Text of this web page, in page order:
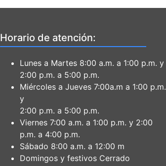
Horario de atención:
Lunes a Martes 8:00 a.m. a 1:00 p.m. y
2:00 p.m. a 5:00 p.m.
Miércoles a Jueves 7:00a.m a 1:00 p.m.
y
2:00 p.m. a 5:00 p.m.
Viernes 7:00 a.m. a 1:00 p.m. y 2:00
p.m. a 4:00 p.m.
Sábado 8:00 a.m. a 12:00 m
Domingos y festivos Cerrado